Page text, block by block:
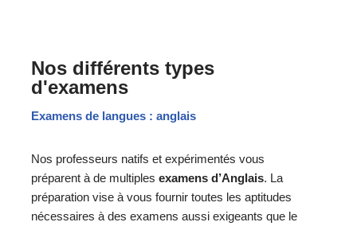
Nos différents types
d'examens
Examens de langues : anglais
Nos professeurs natifs et expérimentés vous
préparent à de multiples examens d’Anglais. La
préparation vise à vous fournir toutes les aptitudes
nécessaires à des examens aussi exigeants que le